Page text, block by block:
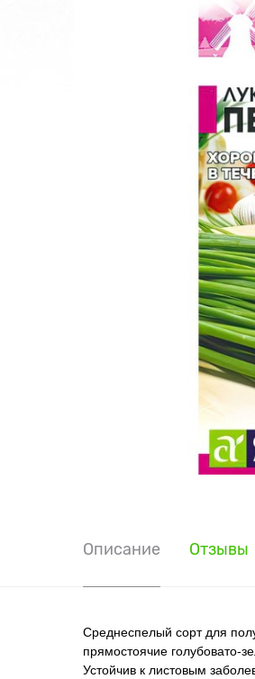
Описание Отзывы
Среднеспелый сорт для
прямостоячие голубовато-
Устойчив к листовым